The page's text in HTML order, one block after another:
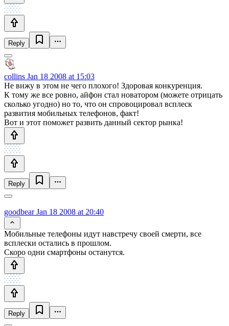
Reply
collins Jan 18 2008 at 15:03
Не вижу в этом не чего плохого! Здоровая конкуренция.
К тому же все ровно, айфон стал новатором (можете отрицать
сколько угодно) но то, что он спровоцировал всплеск
развития мобильных телефонов, факт!
Вот и этот поможет развить данный сектор рынка!
Reply
goodbearJan 18 2008 at 20:40
Мобильные телефоны идут навстречу своей смерти, все
всплески остались в прошлом.
Скоро одни смартфоны останутся.
Reply